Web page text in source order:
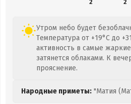
2
2
Утром небо будет
Температура от +19°C до
активность в самые
затянется облаками. К
прояснение.
Народные приметы: "Матия